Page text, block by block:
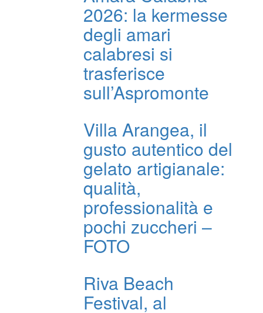
2026: la kermesse
degli amari
calabresi si
trasferisce
sull’Aspromonte
Villa Arangea, il
gusto autentico del
gelato artigianale:
qualità,
professionalità e
pochi zuccheri –
FOTO
Riva Beach
Festival, al